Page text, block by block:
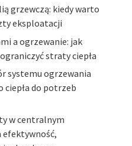
grzewczą: kiedy warto
eksploatacji
a ogrzewanie: jak
straty ciepła
systemu ogrzewania
ciepła do potrzeb
w centralnym
efektywność,